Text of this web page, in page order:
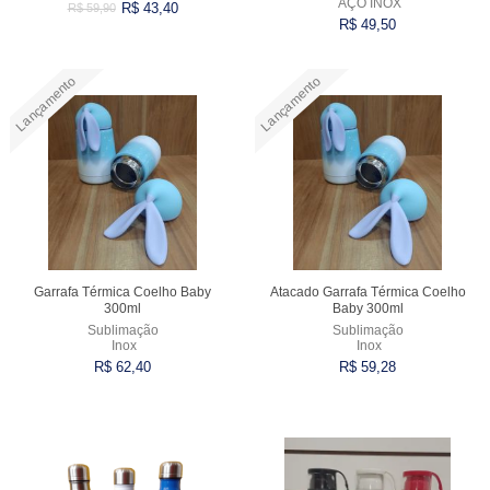
R$ 59,90 R$ 43,40
AÇO INOX
R$ 49,50
Lançamento
Garrafa Térmica Coelho Baby
300ml
Sublimação
Inox
R$ 62,40
Lançamento
Atacado Garrafa Térmica Coelho
Baby 300ml
Sublimação
Inox
R$ 59,28